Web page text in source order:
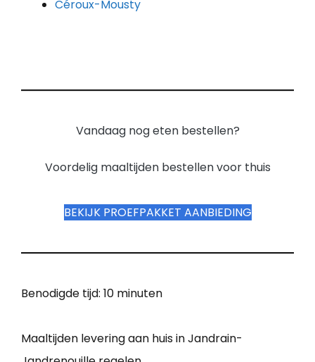
Céroux-Mousty
Vandaag nog eten bestellen?
Voordelig maaltijden bestellen voor thuis
BEKIJK PROEFPAKKET AANBIEDING
Benodigde tijd: 10 minuten
Maaltijden levering aan huis in Jandrain-